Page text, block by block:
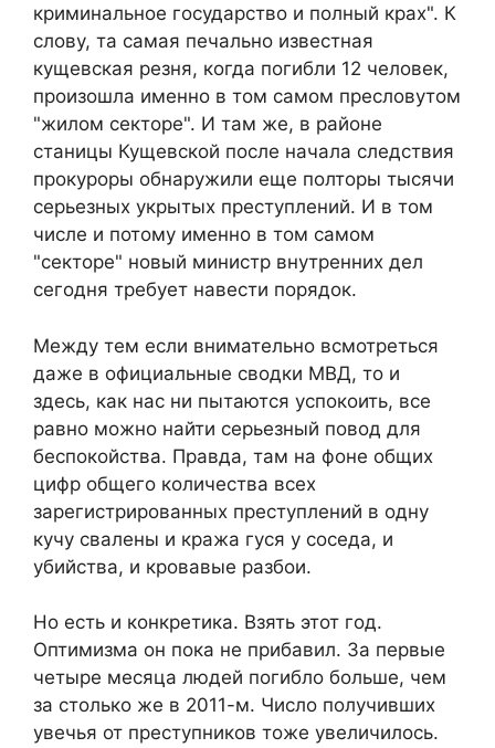
криминальное государство и полный крах". К
слову, та самая печально известная
кущевская резня, когда погибли 12 человек,
произошла именно в том самом пресловутом
"жилом секторе". И там же, в районе
станицы Кущевской после начала следствия
прокуроры обнаружили еще полторы тысячи
серьезных укрытых преступлений. И в том
числе и потому именно в том самом
"секторе" новый министр внутренних дел
сегодня требует навести порядок.
Между тем если внимательно всмотреться
даже в официальные сводки МВД, то и
здесь, как нас ни пытаются успокоить, все
равно можно найти серьезный повод для
беспокойства. Правда, там на фоне общих
цифр общего количества всех
зарегистрированных преступлений в одну
кучу свалены и кража гуся у соседа, и
убийства, и кровавые разбои.
Но есть и конкретика. Взять этот год.
Оптимизма он пока не прибавил. За первые
четыре месяца людей погибло больше, чем
за столько же в 2011-м. Число получивших
увечья от преступников тоже увеличилось.